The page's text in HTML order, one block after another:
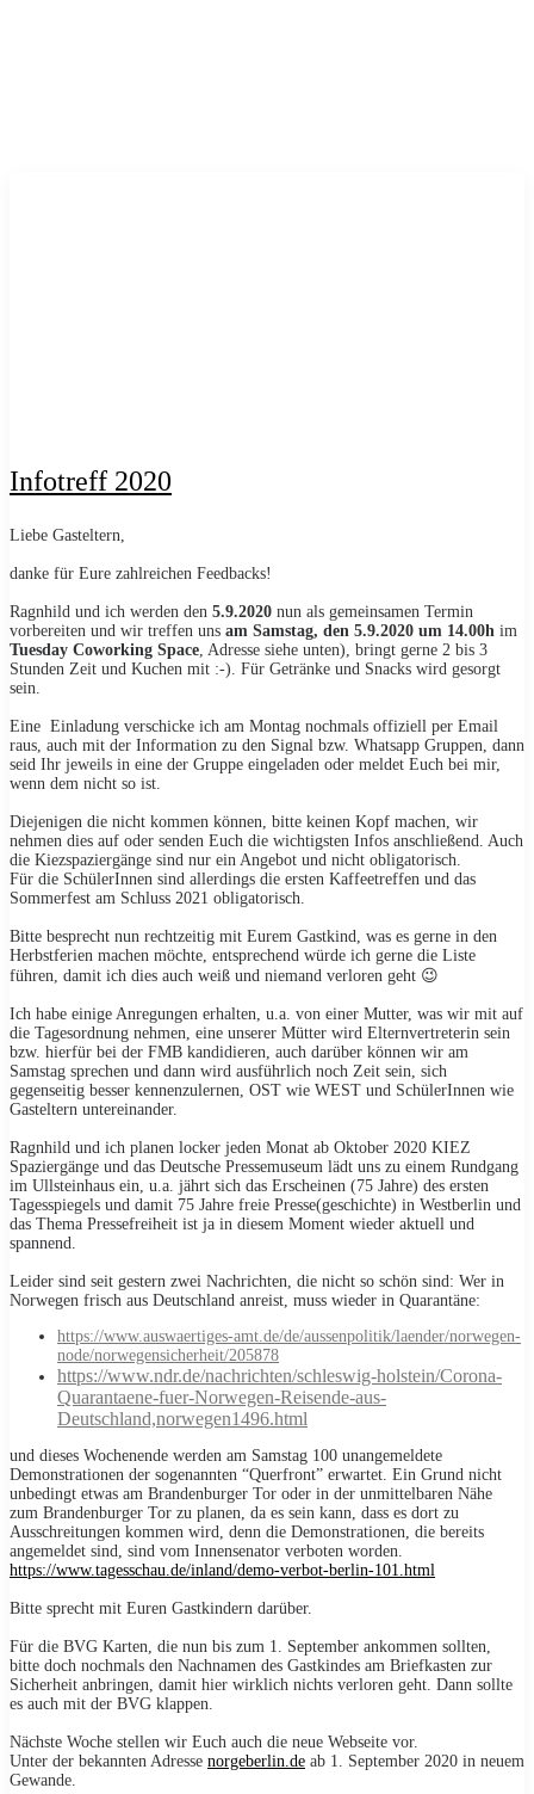
Infotreff 2020
Liebe Gasteltern,
danke für Eure zahlreichen Feedbacks!
Ragnhild und ich werden den 5.9.2020 nun als gemeinsamen Termin
vorbereiten und wir treffen uns am Samstag, den 5.9.2020 um 14.00h im
Tuesday Coworking Space , Adresse siehe unten), bringt gerne 2 bis 3
Stunden Zeit und Kuchen mit :-). Für Getränke und Snacks wird gesorgt
sein.
Eine Einladung verschicke ich am Montag nochmals offiziell per Email
raus, auch mit der Information zu den Signal bzw. Whatsapp Gruppen, dann
seid Ihr jeweils in eine der Gruppe eingeladen oder meldet Euch bei mir,
wenn dem nicht so ist.
Diejenigen die nicht kommen können, bitte keinen Kopf machen, wir
nehmen dies auf oder senden Euch die wichtigsten Infos anschließend. Auch
die Kiezspaziergänge sind nur ein Angebot und nicht obligatorisch.
Für die SchülerInnen sind allerdings die ersten Kaffeetreffen und das
Sommerfest am Schluss 2021 obligatorisch.
Bitte besprecht nun rechtzeitig mit Eurem Gastkind, was es gerne in den
Herbstferien machen möchte, entsprechend würde ich gerne die Liste
führen, damit ich dies auch weiß und niemand verloren geht 😉
Ich habe einige Anregungen erhalten, u.a. von einer Mutter, was wir mit auf
die Tagesordnung nehmen, eine unserer Mütter wird Elternvertreterin sein
bzw. hierfür bei der FMB kandidieren, auch darüber können wir am
Samstag sprechen und dann wird ausführlich noch Zeit sein, sich
gegenseitig besser kennenzulernen, OST wie WEST und SchülerInnen wie
Gasteltern untereinander.
Ragnhild und ich planen locker jeden Monat ab Oktober 2020 KIEZ
Spaziergänge und das Deutsche Pressemuseum lädt uns zu einem Rundgang
im Ullsteinhaus ein, u.a. jährt sich das Erscheinen (75 Jahre) des ersten
Tagesspiegels und damit 75 Jahre freie Presse(geschichte) in Westberlin und
das Thema Pressefreiheit ist ja in diesem Moment wieder aktuell und
spannend.
Leider sind seit gestern zwei Nachrichten, die nicht so schön sind: Wer in
Norwegen frisch aus Deutschland anreist, muss wieder in Quarantäne:
https://www.auswaertiges-amt.de/de/aussenpolitik/laender/norwegen-
node/norwegensicherheit/205878
https://www.ndr.de/nachrichten/schleswig-holstein/Corona-
Quarantaene-fuer-Norwegen-Reisende-aus-
Deutschland,norwegen1496.html
und dieses Wochenende werden am Samstag 100 unangemeldete
Demonstrationen der sogenannten “Querfront” erwartet. Ein Grund nicht
unbedingt etwas am Brandenburger Tor oder in der unmittelbaren Nähe
zum Brandenburger Tor zu planen, da es sein kann, dass es dort zu
Ausschreitungen kommen wird, denn die Demonstrationen, die bereits
angemeldet sind, sind vom Innensenator verboten worden.
https://www.tagesschau.de/inland/demo-verbot-berlin-101.html
Bitte sprecht mit Euren Gastkindern darüber.
Für die BVG Karten, die nun bis zum 1. September ankommen sollten,
bitte doch nochmals den Nachnamen des Gastkindes am Briefkasten zur
Sicherheit anbringen, damit hier wirklich nichts verloren geht. Dann sollte
es auch mit der BVG klappen.
Nächste Woche stellen wir Euch auch die neue Webseite vor.
Unter der bekannten Adresse norgeberlin.de ab 1. September 2020 in neuem
Gewande.